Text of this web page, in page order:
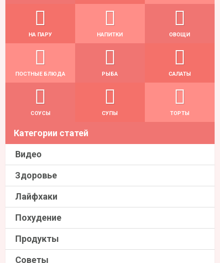
НА ПАРУ НАПИТКИ ОВОЩИ
ПОСТНЫЕ БЛЮДА РЫБА САЛАТЫ
СОУСЫ СУПЫ ТОРТЫ
Категории статей
Видео
Здоровье
Лайфхаки
Похудение
Продукты
Советы